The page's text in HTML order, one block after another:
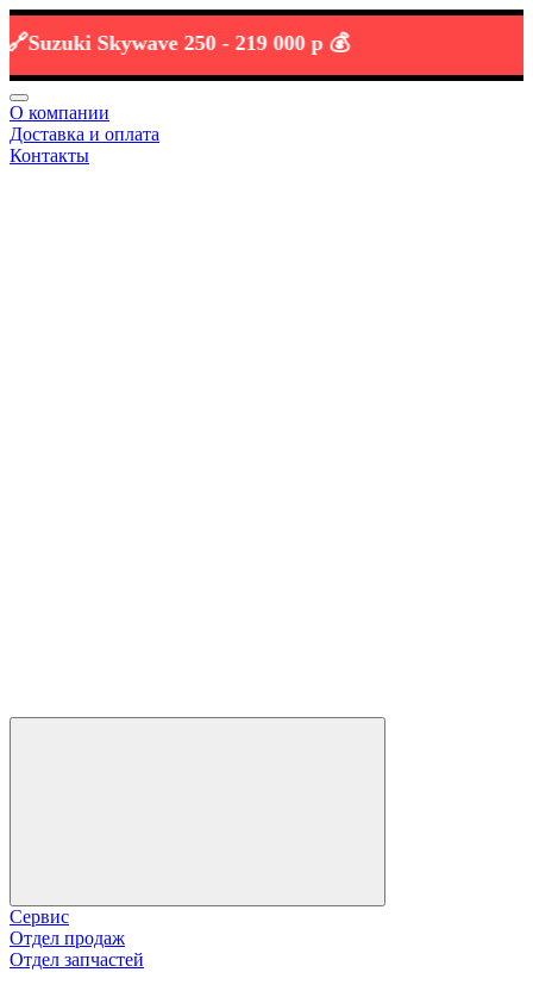
Skywave 250 -219 000 р 💰
О компании
Доставка и оплата
Контакты
Сервис
Отдел продаж
Отдел запчастей